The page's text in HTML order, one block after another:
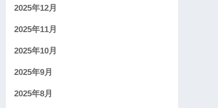
2025年12月
2025年11月
2025年10月
2025年9月
2025年8月